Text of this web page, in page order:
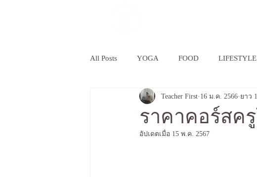
All Posts YOGA FOOD LIFESTYLE
YOGA BUSINESS
ราคาคอร์สค
Teacher First 16 ม.ค. 2566 ยาว
อัปเดตเมื่อ 15 พ.ค. 2567